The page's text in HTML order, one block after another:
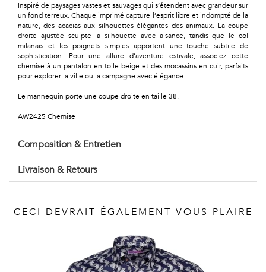
Urbain
Voyages
Voir
tout
Inspiré de paysages vastes et sauvages qui s’étendent avec grandeur sur
un fond terreux. Chaque imprimé capture l’esprit libre et indompté de la
nature, des acacias aux silhouettes élégantes des animaux. La coupe
droite ajustée sculpte la silhouette avec aisance, tandis que le col
milanais et les poignets simples apportent une touche subtile de
sophistication. Pour une allure d’aventure estivale, associez cette
chemise à un pantalon en toile beige et des mocassins en cuir, parfaits
pour explorer la ville ou la campagne avec élégance.
Le mannequin porte une coupe droite en taille 38.
AW2425 Chemise
Composition & Entretien
Livraison & Retours
CECI DEVRAIT ÉGALEMENT VOUS PLAIRE